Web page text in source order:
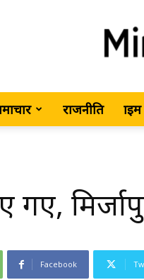
राजनीति क्राइम
गए,
Facebook